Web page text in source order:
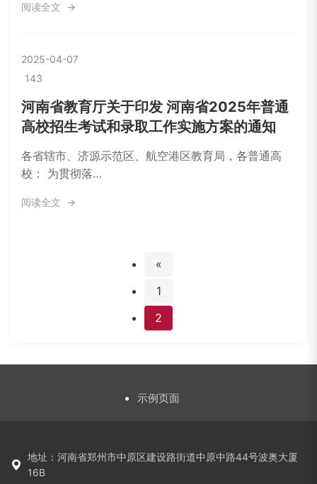
阅读全文
2025-04-07
143
河南省教育厅关于印发 河南省2025年普通
高校招生考试和录取工作实施方案的通知
各省辖市、济源示范区、航空港区教育局，各普通高
校： 为贯彻落…
阅读全文
«
1
2
示例页面
地址：河南省郑州市中原区建设路街道中原中路44号波奥大厦
16B